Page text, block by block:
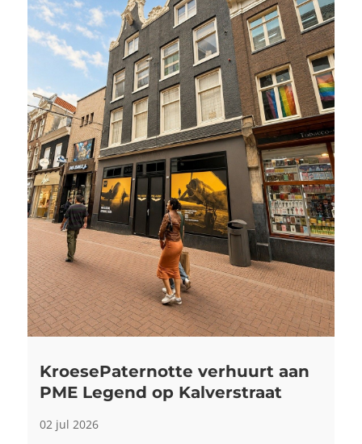
KroesePaternotte verhuurt aan
PME Legend op Kalverstraat
02 jul 2026